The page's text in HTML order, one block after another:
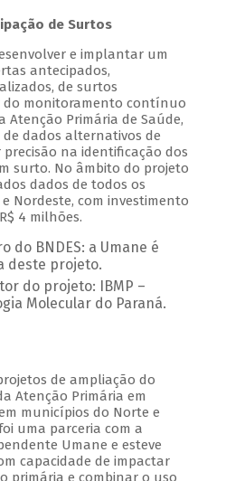
de Surtos
e implantar um
antecipados,
de surtos
do monitoramento contínuo
Atenção Primária de Saúde,
dados alternativos de
na identificação dos
surto. No âmbito do projeto
dados de todos os
Nordeste, com investimento
4 milhões.
do BNDES: a Umane é
deste projeto.
do projeto: IBMP –
Molecular do Paraná.
de ampliação do
Atenção Primária em
municípios do Norte e
uma parceria com a
Umane e esteve
capacidade de impactar